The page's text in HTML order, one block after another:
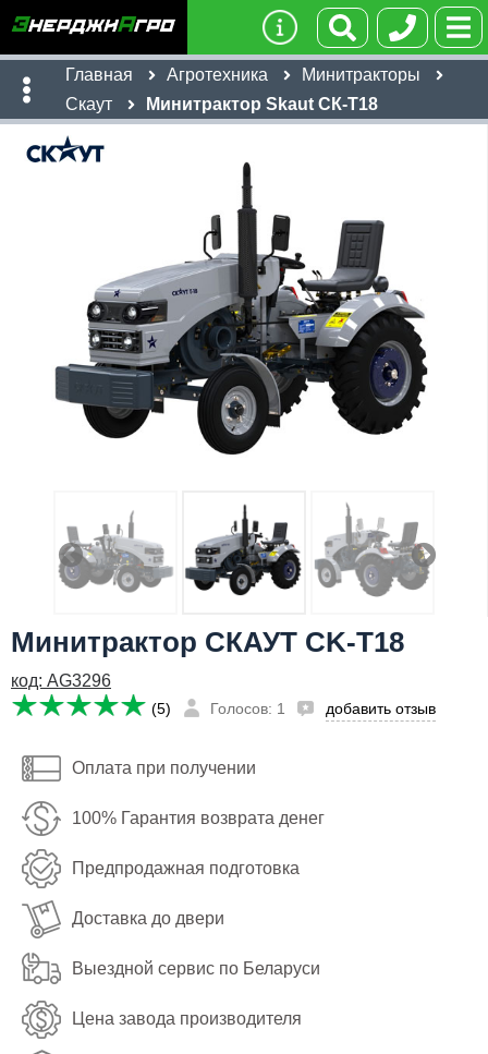
Главная Агротехника
Минитракторы
Скаут
Минитрактор Skaut СК-Т18
Минитрактор СКАУТ CK-T18
код: AG3296
(5) Голосов: 1 добавить отзыв
Оплата при получении
100% Гарантия возврата денег
Предпродажная подготовка
Доставка до двери
Выездной сервис по Беларуси
Цена завода производителя
251,330 руб
Имя:
Email:
обработку персональных данных
Сообщить о поступлении
251,330 руб
Имя:
Email:
Телефон*:
Сообщить о поступлении
Я даю согласие наобработку персональных данных
Отправить